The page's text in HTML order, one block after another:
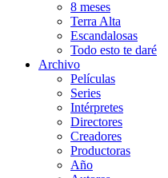
8 meses
Terra Alta
Escandalosas
Todo esto te daré
Archivo
Películas
Series
Intérpretes
Directores
Creadores
Productoras
Año